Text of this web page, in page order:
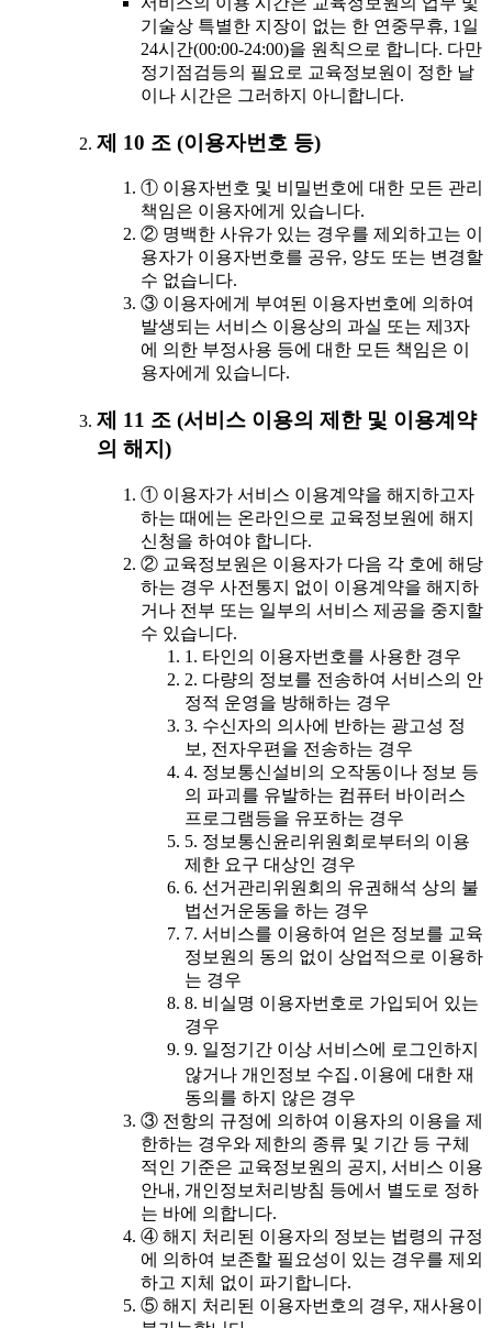
기술상 특별한 지장이 없는 한 연중무휴, 1일
24시간(00:00-24:00)을 원칙으로 합니다. 다만
정기점검등의 필요로 교육정보원이 정한 날
이나 시간은 그러하지 아니합니다.
제 10 조 (이용자번호 등)
① 이용자번호 및 비밀번호에 대한 모든 관리
책임은 이용자에게 있습니다.
② 명백한 사유가 있는 경우를 제외하고는 이
용자가 이용자번호를 공유, 양도 또는 변경할
수 없습니다.
③ 이용자에게 부여된 이용자번호에 의하여
발생되는 서비스 이용상의 과실 또는 제3자
에 의한 부정사용 등에 대한 모든 책임은 이
용자에게 있습니다.
제 11 조 (서비스 이용의 제한 및 이용계약
의 해지)
① 이용자가 서비스 이용계약을 해지하고자
하는 때에는 온라인으로 교육정보원에 해지
신청을 하여야 합니다.
② 교육정보원은 이용자가 다음 각 호에 해당
하는 경우 사전통지 없이 이용계약을 해지하
거나 전부 또는 일부의 서비스 제공을 중지할
수 있습니다.
1. 타인의 이용자번호를 사용한 경우
2. 다량의 정보를 전송하여 서비스의 안
정적 운영을 방해하는 경우
3. 수신자의 의사에 반하는 광고성 정
보, 전자우편을 전송하는 경우
4. 정보통신설비의 오작동이나 정보 등
의 파괴를 유발하는 컴퓨터 바이러스
프로그램등을 유포하는 경우
5. 정보통신윤리위원회로부터의 이용
제한 요구 대상인 경우
6. 선거관리위원회의 유권해석 상의 불
법선거운동을 하는 경우
7. 서비스를 이용하여 얻은 정보를 교육
정보원의 동의 없이 상업적으로 이용하
는 경우
8. 비실명 이용자번호로 가입되어 있는
경우
9. 일정기간 이상 서비스에 로그인하지
않거나 개인정보 수집․이용에 대한 재
동의를 하지 않은 경우
③ 전항의 규정에 의하여 이용자의 이용을 제
한하는 경우와 제한의 종류 및 기간 등 구체
적인 기준은 교육정보원의 공지, 서비스 이용
안내, 개인정보처리방침 등에서 별도로 정하
는 바에 의합니다.
④ 해지 처리된 이용자의 정보는 법령의 규정
에 의하여 보존할 필요성이 있는 경우를 제외
하고 지체 없이 파기합니다.
⑤ 해지 처리된 이용자번호의 경우, 재사용이